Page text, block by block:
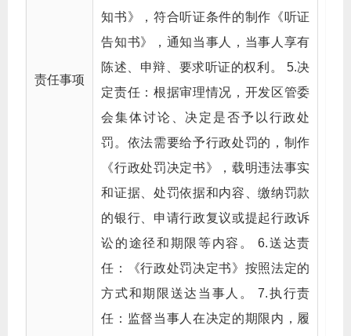
责任事项
知书》，符合听证条件的制作《听证
告知书》，通知当事人，当事人享有
陈述、申辩、要求听证的权利。 5.决
定责任：根据审理情况，开发区管委
会集体讨论、决定是否予以行政处
罚。依法需要给予行政处罚的，制作
《行政处罚决定书》，载明违法事实
和证据、处罚依据和内容、缴纳罚款
的银行、申请行政复议或提起行政诉
讼的途径和期限等内容。 6.送达责
任：《行政处罚决定书》按照法定的
方式和期限送达当事人。 7.执行责
任：监督当事人在决定的期限内，履